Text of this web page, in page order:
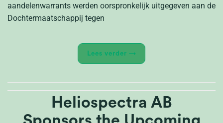
aandelenwarrants werden oorspronkelijk uitgegeven aan de
Dochtermaatschappij tegen
Lees verder →
Heliospectra AB